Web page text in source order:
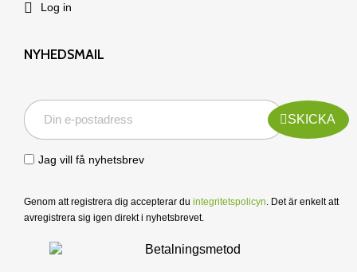
Log in
NYHEDSMAIL
SKICKA
Jag vill få nyhetsbrev
Genom att registrera dig accepterar du integritetspolicyn . Det är enkelt att
avregistrera sig igen direkt i nyhetsbrevet.